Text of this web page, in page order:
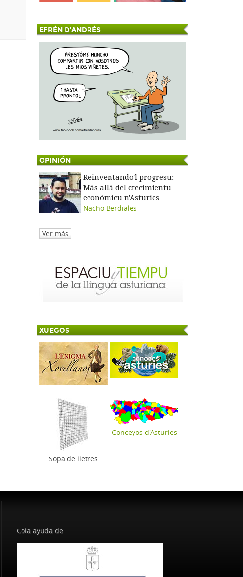
EFRÉN D'ANDRÉS
OPINIÓN
Reinventando'l progresu:
Más allá del crecimientu
económicu n'Asturies
Nacho Berdiales
Ver más
XUEGOS
Sopa de lletres
Conceyos d'Asturies
Cola ayuda de